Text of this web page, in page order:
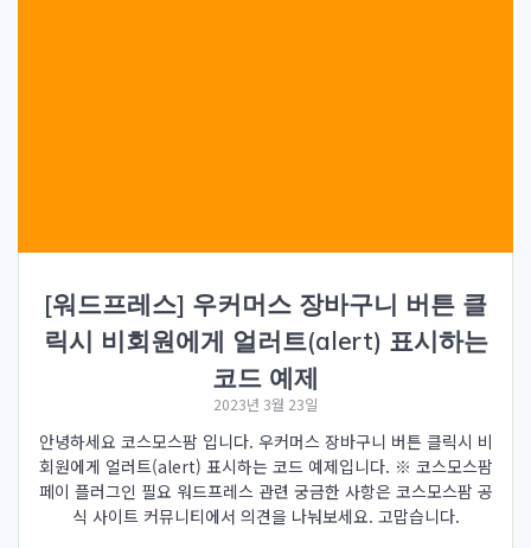
[워드프레스] 우커머스 장바구니 버튼 클
릭시 비회원에게 얼러트(alert) 표시하는
코드 예제
2023년 3월 23일
안녕하세요 코스모스팜 입니다. 우커머스 장바구니 버튼 클릭시 비
회원에게 얼러트(alert) 표시하는 코드 예제입니다. ※ 코스모스팜
페이 플러그인 필요 워드프레스 관련 궁금한 사항은 코스모스팜 공
식 사이트 커뮤니티에서 의견을 나눠보세요. 고맙습니다.